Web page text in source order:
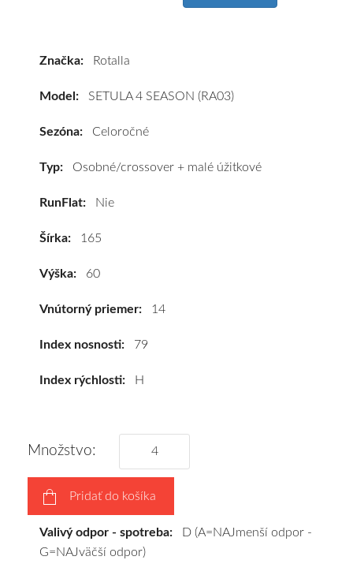
SETULA
(RA03)
R14
k
vám
podľa
vášho
výberu
a
pošleme
Značka: Rotalla
Model: SETULA 4 SEASON (RA03)
Sezóna: Celoročné
Typ: Osobné/crossover + malé úžitkové
RunFlat: Nie
Šírka: 165
Výška: 60
Vnútorný priemer: 14
Index nosnosti: 79
Index rýchlosti: H
Množstvo:
Pridať do košíka
Valivý odpor - spotreba: D (A=NAJmenší odpor -
G=NAJväčší odpor)